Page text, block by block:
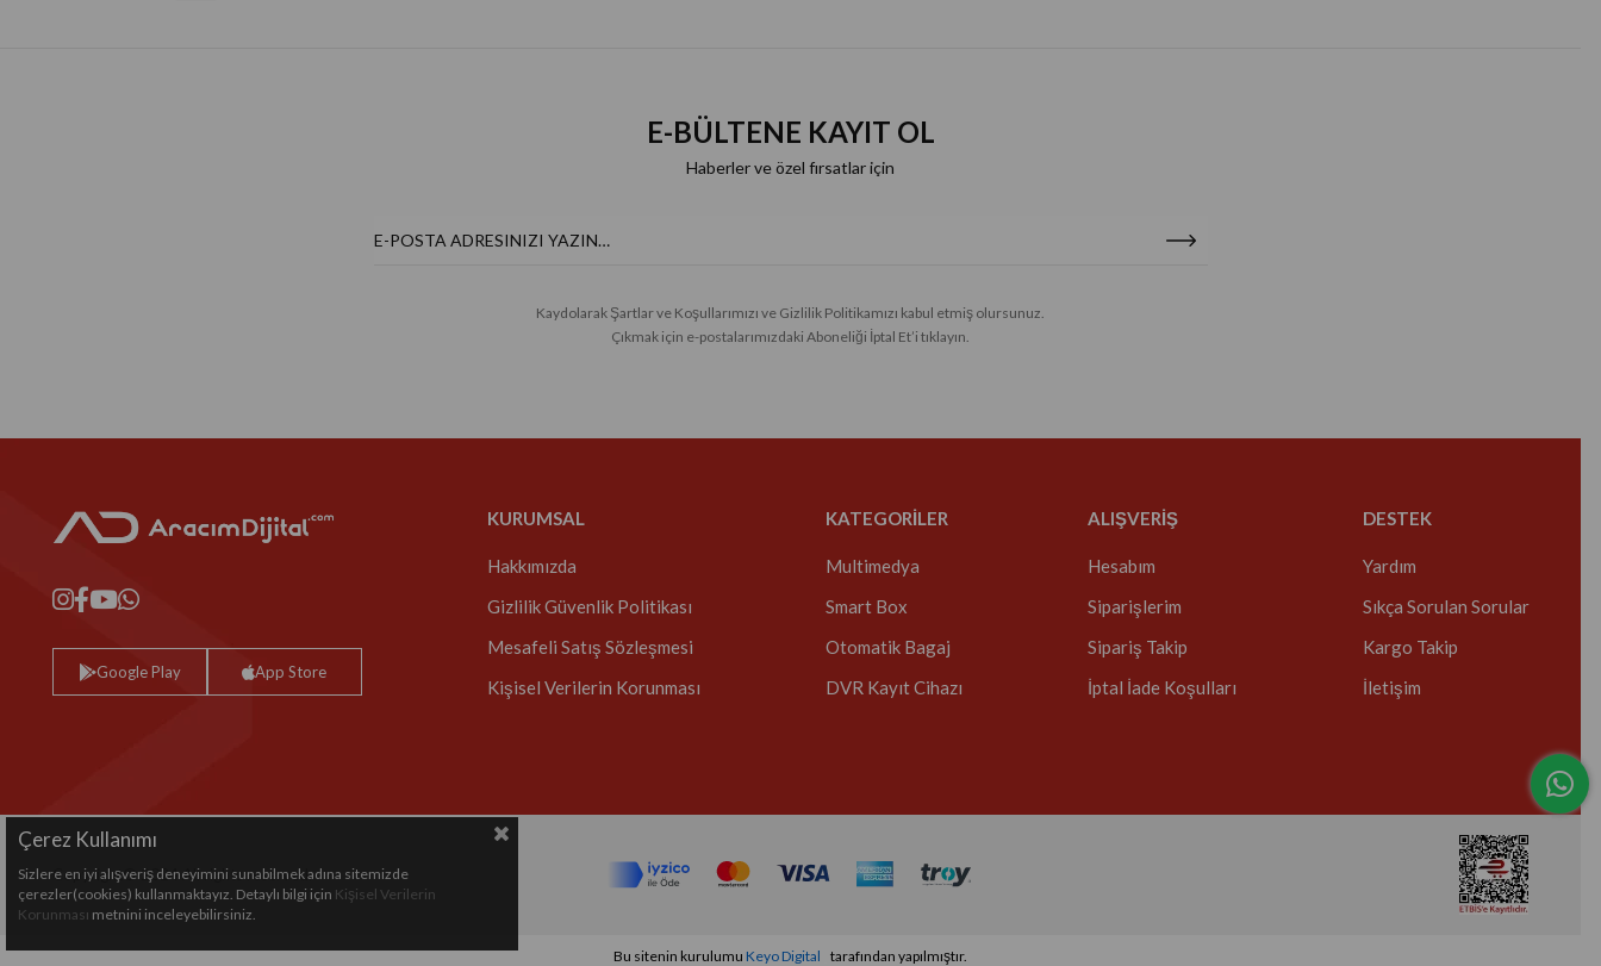
E-BÜLTENE KAYIT OL
Haberler ve özel fırsatlar için
Kaydolarak Şartlar ve Koşullarımızı ve Gizlilik Politikamızı kabul etmiş olursunuz.
Çıkmak için e-postalarımızdaki Aboneliği İptal Et’i tıklayın.
Google Play App Store
KURUMSAL
Hakkımızda
Gizlilik Güvenlik Politikası
Mesafeli Satış Sözleşmesi
Kişisel Verilerin Korunması
KATEGORİLER
Multimedya
Smart Box
Otomatik Bagaj
DVR Kayıt Cihazı
ALIŞVERİŞ
Hesabım
Siparişlerim
Sipariş Takip
İptal İade Koşulları
DESTEK
Yardım
Sıkça Sorulan Sorular
Kargo Takip
İletişim
Copyright© 2024 All rights reserved.
Bu sitenin kurulumu Keyo Digital tarafından yapılmıştır.
Çerez Kullanımı
Sizlere en iyi alışveriş deneyimini sunabilmek adına sitemizde
çerezler(cookies) kullanmaktayız. Detaylı bilgi için Kişisel Verilerin
Korunması metnini inceleyebilirsiniz.